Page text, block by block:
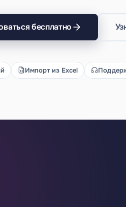
бесплатно
Импорт из Excel